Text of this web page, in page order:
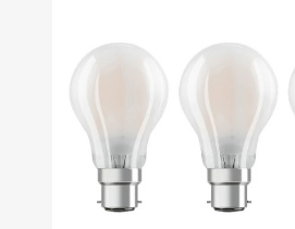
galérie
obrázkov